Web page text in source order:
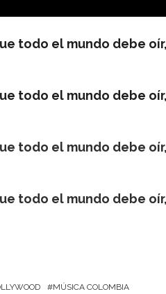
todo el mundo debe
todo el mundo debe
todo el mundo debe
todo el mundo debe
MÚSICA COLOMBIA